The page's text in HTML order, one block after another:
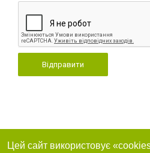
Відправити
Цей сайт використовує